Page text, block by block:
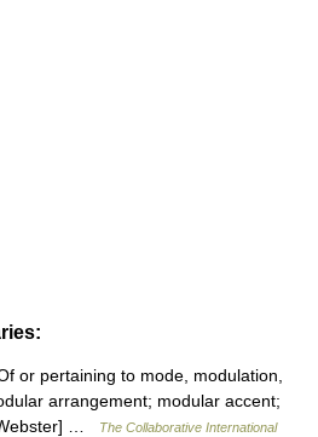
or pertaining to mode, modulation,
arrangement; modular accent;
…
The Collaborative International